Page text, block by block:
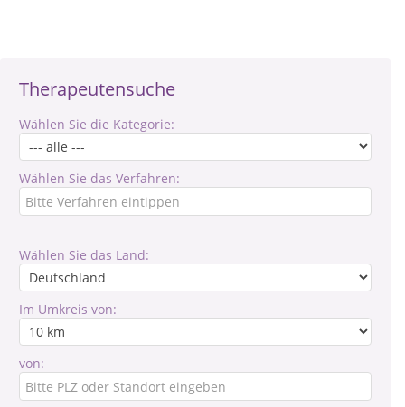
Therapeutensuche
Wählen Sie die Kategorie:
Wählen Sie das Verfahren:
Wählen Sie das Land:
Im Umkreis von:
von: